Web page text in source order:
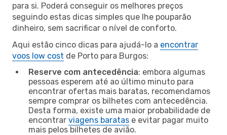
para si. Poderá conseguir os melhores preços
seguindo estas dicas simples que lhe pouparão
dinheiro, sem sacrificar o nível de conforto.
Aqui estão cinco dicas para ajudá-lo a encontrar
voos low cost de Porto para Burgos:
Reserve com antecedência: embora algumas
pessoas esperem até ao último minuto para
encontrar ofertas mais baratas, recomendamos
sempre comprar os bilhetes com antecedência.
Desta forma, existe uma maior probabilidade de
encontrar viagens baratas e evitar pagar muito
mais pelos bilhetes de avião.